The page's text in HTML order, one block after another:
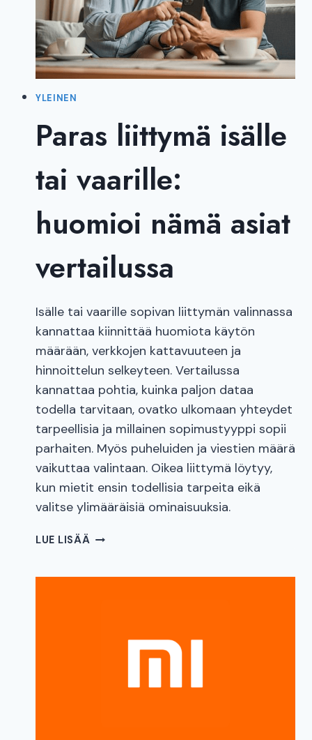
YLEINEN
Paras liittymä isälle
tai vaarille:
huomioi nämä asiat
vertailussa
Isälle tai vaarille sopivan liittymän valinnassa
kannattaa kiinnittää huomiota käytön
määrään, verkkojen kattavuuteen ja
hinnoittelun selkeyteen. Vertailussa
kannattaa pohtia, kuinka paljon dataa
todella tarvitaan, ovatko ulkomaan yhteydet
tarpeellisia ja millainen sopimustyyppi sopii
parhaiten. Myös puheluiden ja viestien määrä
vaikuttaa valintaan. Oikea liittymä löytyy,
kun mietit ensin todellisia tarpeita eikä
valitse ylimääräisiä ominaisuuksia.
LUE LISÄÄ PARAS